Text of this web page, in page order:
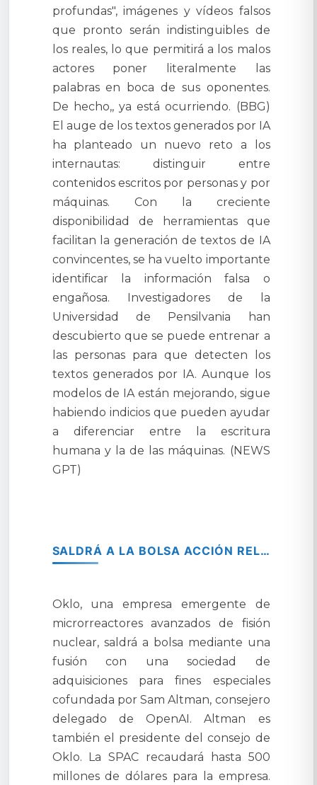
profundas", imágenes y vídeos falsos
que pronto serán indistinguibles de
los reales, lo que permitirá a los malos
actores poner literalmente las
palabras en boca de sus oponentes.
De hecho,, ya está ocurriendo. (BBG)
El auge de los textos generados por IA
ha planteado un nuevo reto a los
internautas: distinguir entre
contenidos escritos por personas y por
máquinas. Con la creciente
disponibilidad de herramientas que
facilitan la generación de textos de IA
convincentes, se ha vuelto importante
identificar la información falsa o
engañosa. Investigadores de la
Universidad de Pensilvania han
descubierto que se puede entrenar a
las personas para que detecten los
textos generados por IA. Aunque los
modelos de IA están mejorando, sigue
habiendo indicios que pueden ayudar
a diferenciar entre la escritura
humana y la de las máquinas. (NEWS
GPT)
SALDRÁ A LA BOLSA ACCIÓN RELACIONADA CON INTELIGENCIA ARTIFICIAL Y FISIÓN NUCLEAR.
Oklo, una empresa emergente de
microrreactores avanzados de fisión
nuclear, saldrá a bolsa mediante una
fusión con una sociedad de
adquisiciones para fines especiales
cofundada por Sam Altman, consejero
delegado de OpenAI. Altman es
también el presidente del consejo de
Oklo. La SPAC recaudará hasta 500
millones de dólares para la empresa.